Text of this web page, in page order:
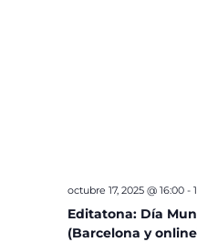
Editatona: Día
(Barcelona y
octubre 17, 2025 @ 16:00-